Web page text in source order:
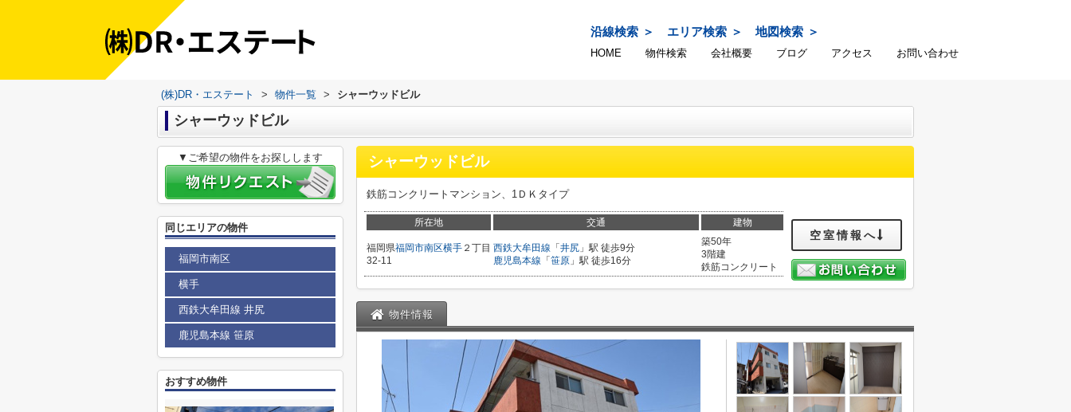
沿線検索 エリア検索 地図検索
HOME 物件検索 会社概要 ブログ アクセス お問い合わせ
(株)DR・エステート > 物件一覧 > シャーウッドビル
シャーウッドビル
シャーウッドビル
鉄筋コンクリートマンション、1ＤＫタイプ
所在地 交通 建物
福岡県福岡市南区横手 ２丁目
32-11
西鉄大牟田線 「 井尻 」駅 徒歩9分
鹿児島本線 「 笹原 」駅 徒歩16分
築50年
3階建
鉄筋コンクリート
空室情報へ
物件情報
▼ご希望の物件をお探しします
同じエリアの物件
福岡市南区
横手
西鉄大牟田線 井尻
鹿児島本線 笹原
おすすめ物件